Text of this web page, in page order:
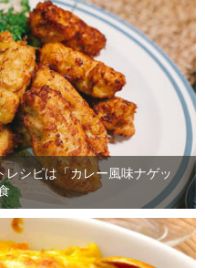
シピは「カレー風味ナゲッ